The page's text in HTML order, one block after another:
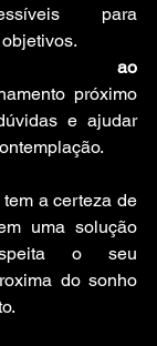
para
ao
próximo
e ajudar
a certeza de
uma solução
o seu
do sonho